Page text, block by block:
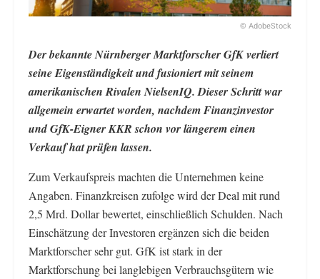
© AdobeStock
Der bekannte Nürnberger Marktforscher GfK verliert
seine Eigenständigkeit und fusioniert mit seinem
amerikanischen Rivalen NielsenIQ. Dieser Schritt war
allgemein erwartet worden, nachdem Finanzinvestor
und GfK-Eigner KKR schon vor längerem einen
Verkauf hat prüfen lassen.
Zum Verkaufspreis machten die Unternehmen keine
Angaben. Finanzkreisen zufolge wird der Deal mit rund
2,5 Mrd. Dollar bewertet, einschließlich Schulden. Nach
Einschätzung der Investoren ergänzen sich die beiden
Marktforscher sehr gut. GfK ist stark in der
Marktforschung bei langlebigen Verbrauchsgütern wie